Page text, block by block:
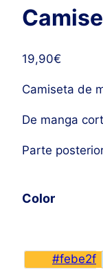
19,90€
Camiseta de
De manga
Parte
Color
#febe2f